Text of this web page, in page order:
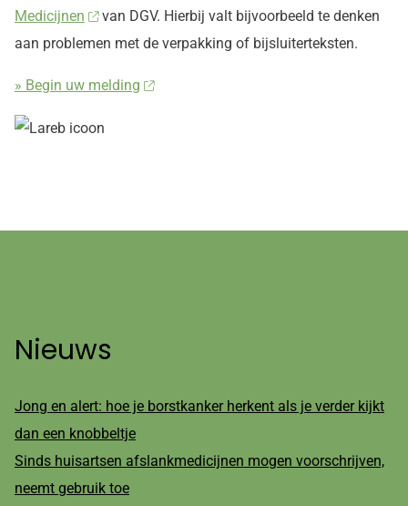
Medicijnen
van DGV. Hierbij valt bijvoorbeeld te denken
aan problemen met de verpakking of bijsluiterteksten.
» Begin uw melding
Nieuws
Jong en alert: hoe je borstkanker herkent als je verder kijkt
dan een knobbeltje
Sinds huisartsen afslankmedicijnen mogen voorschrijven,
neemt gebruik toe